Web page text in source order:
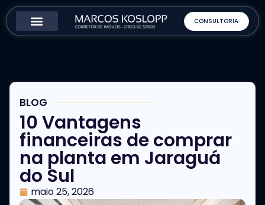
CONSULTORIA
BLOG
10 Vantagens
financeiras de comprar
na planta em Jaraguá
do Sul
maio 25, 2026